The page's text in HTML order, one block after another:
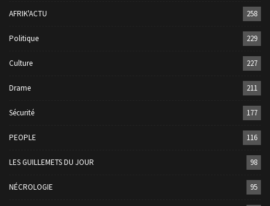
AFRIK'ACTU 258
Politique 229
Culture 227
Drame 211
Sécurité 177
PEOPLE 116
LES GUILLEMETS DU JOUR 98
NÉCROLOGIE 95